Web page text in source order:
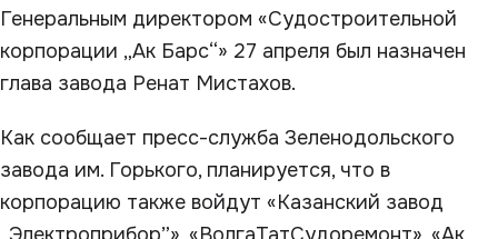
Генеральным директором «Судостроительной
корпорации „Ак Барс“» 27 апреля был назначен
глава завода Ренат Мистахов.
Как сообщает пресс-служба Зеленодольского
завода им. Горького, планируется, что в
корпорацию также войдут «Казанский завод